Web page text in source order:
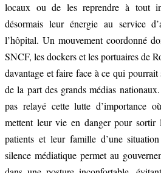
locaux ou de les reprendre à tout
désormais leur énergie au service
l’hôpital. Un mouvement coordonné
SNCF, les dockers et les portuaires de
davantage et faire face à ce qui pourrait
de la part des grands médias
pas relayé cette lutte d’importance
mettent leur vie en danger pour sortir
patients et leur famille d’une
silence médiatique permet au